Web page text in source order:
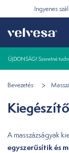
Ingyenes
ÚJDONSÁG! Szeretné
Bevezetés
A masszázságyak
egyszerűsítik és